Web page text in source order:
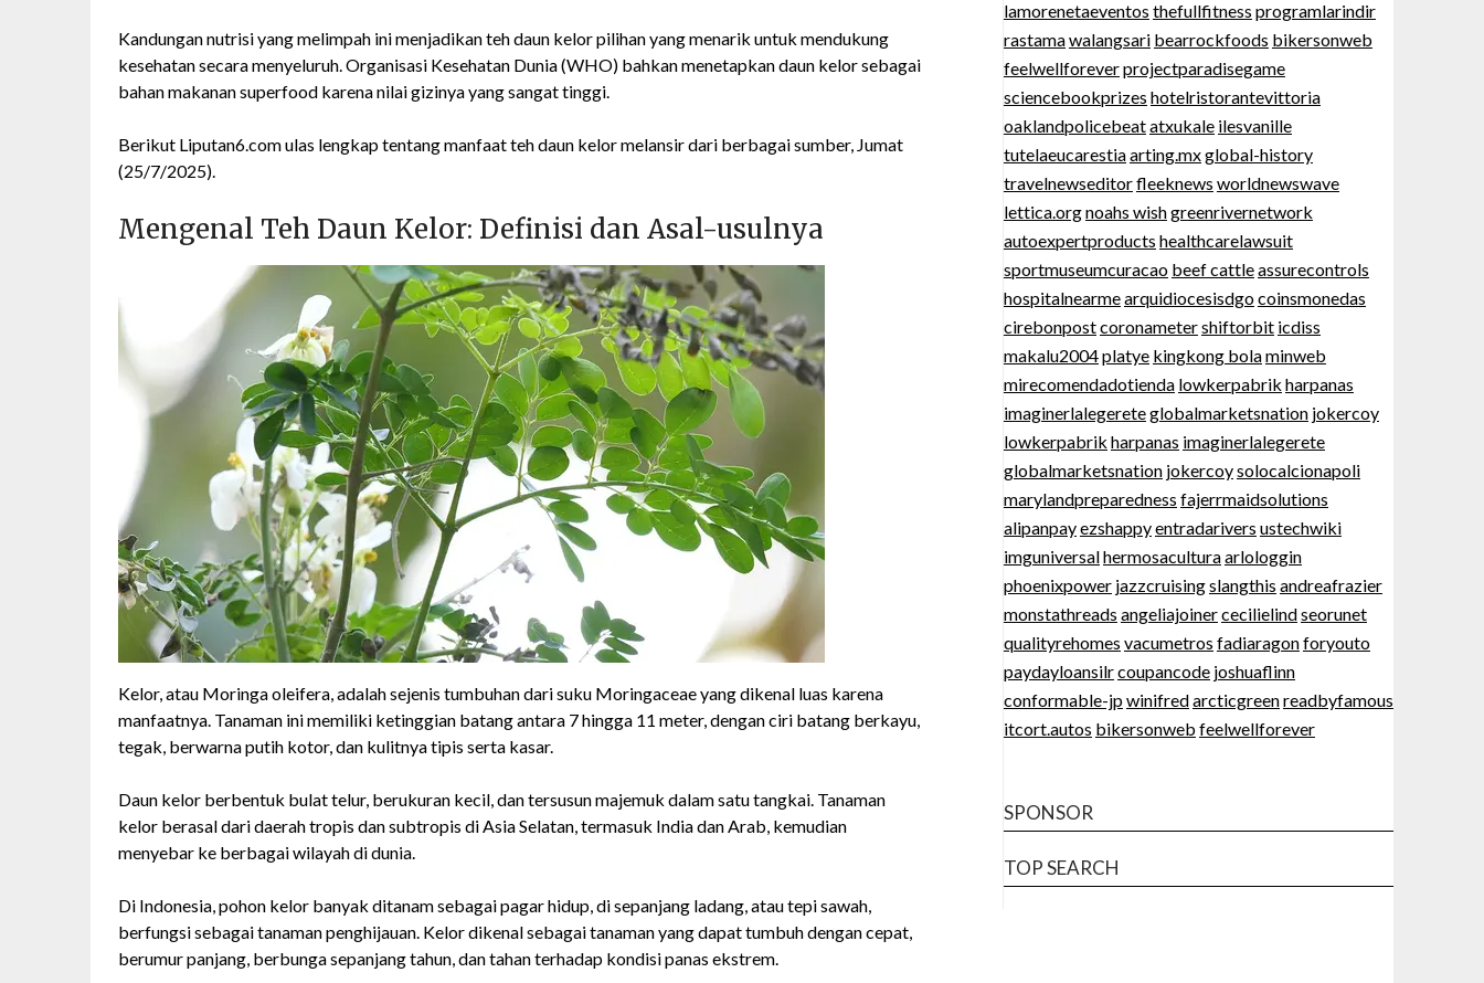
Kandungan nutrisi yang melimpah ini menjadikan teh daun kelor pilihan yang menarik untuk mendukung
kesehatan secara menyeluruh. Organisasi Kesehatan Dunia (WHO) bahkan menetapkan daun kelor sebagai
bahan makanan superfood karena nilai gizinya yang sangat tinggi.
Berikut Liputan6.com ulas lengkap tentang manfaat teh daun kelor melansir dari berbagai sumber, Jumat
(25/7/2025).
Mengenal Teh Daun Kelor: Definisi dan Asal-usulnya
Kelor, atau Moringa oleifera, adalah sejenis tumbuhan dari suku Moringaceae yang dikenal luas karena
manfaatnya. Tanaman ini memiliki ketinggian batang antara 7 hingga 11 meter, dengan ciri batang berkayu,
tegak, berwarna putih kotor, dan kulitnya tipis serta kasar.
Daun kelor berbentuk bulat telur, berukuran kecil, dan tersusun majemuk dalam satu tangkai. Tanaman
kelor berasal dari daerah tropis dan subtropis di Asia Selatan, termasuk India dan Arab, kemudian
menyebar ke berbagai wilayah di dunia.
Di Indonesia, pohon kelor banyak ditanam sebagai pagar hidup, di sepanjang ladang, atau tepi sawah,
berfungsi sebagai tanaman penghijauan. Kelor dikenal sebagai tanaman yang dapat tumbuh dengan cepat,
berumur panjang, berbunga sepanjang tahun, dan tahan terhadap kondisi panas ekstrem.
lamorenetaeventos thefullfitness programlarindir
rastamawalangsari bearrockfoods bikersonweb
feelwellforeverprojectparadisegame
sciencebookprizes hotelristorantevittoria
oaklandpolicebeatatxukale ilesvanille
tutelaeucarestiaarting.mxglobal-history
travelnewseditorfleeknews worldnewswave
lettica.orgnoahs wishgreenrivernetwork
autoexpertproducts healthcarelawsuit
sportmuseumcuracao beef cattleassurecontrols
hospitalnearmearquidiocesisdgocoinsmonedas
cirebonpostcoronametershiftorbit icdiss
makalu2004platye kingkong bolaminweb
mirecomendadotienda lowkerpabrik harpanas
imaginerlalegereteglobalmarketsnation jokercoy
lowkerpabrik harpanas imaginerlalegerete
globalmarketsnation jokercoysolocalcionapoli
marylandpreparedness fajerrmaidsolutions
alipanpayezshappyentradarivers ustechwiki
imguniversalhermosaculturaarlologgin
phoenixpower jazzcruisingslangthis andreafrazier
monstathreads angeliajoinercecilielindseorunet
qualityrehomes vacumetros fadiaragonforyouto
paydayloansilrcoupancode joshuaflinn
conformable-jpwinifredarcticgreenreadbyfamous
itcort.autos bikersonweb feelwellforever
SPONSOR
TOP SEARCH